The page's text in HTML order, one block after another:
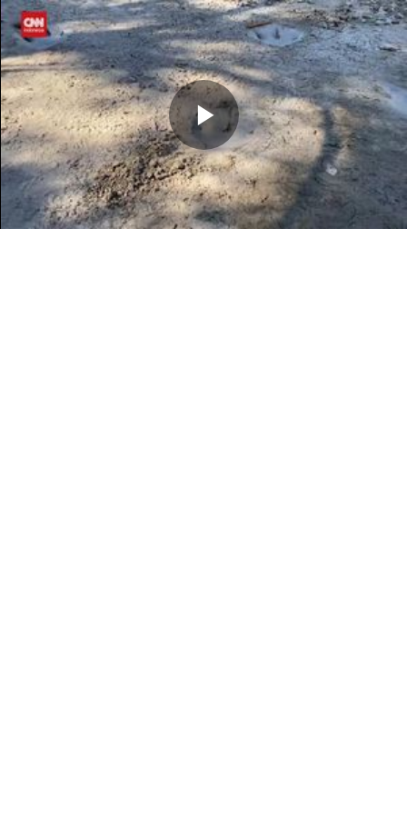
Memutarkan
Video